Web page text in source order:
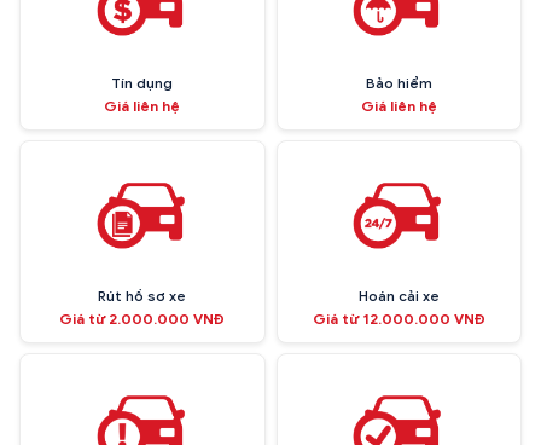
Tín dụng
Giá liên hệ
Bảo hiểm
Giá liên hệ
Rút hồ sơ xe
Giá từ 2.000.000 VNĐ
Hoán cải xe
Giá từ 12.000.000 VNĐ